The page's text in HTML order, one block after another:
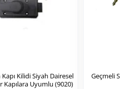
Siyah Dairesel
Kapılara Uyumlu (9020)
Geçmeli